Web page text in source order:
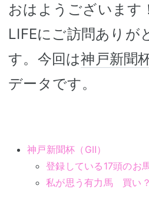
おはようございます
LIFEにご訪問ありが
す。今回は神戸新聞
データです。
神戸新聞杯（GⅡ）
登録している17頭のお
私が思う有力馬 買い